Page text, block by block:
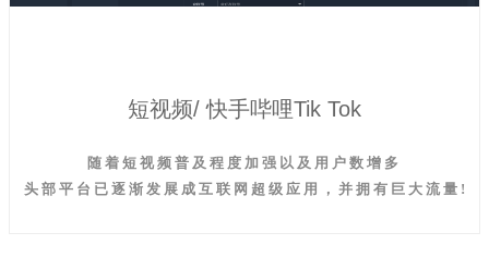
短视频/ 快手哔哩Tik Tok
随 着 短 视 频 普 及 程 度 加 强 以 及 用 户 数 增 多
头 部 平 台 已 逐 渐 发 展 成 互 联 网 超 级 应 用 ， 并 拥 有 巨 大 流 量 !